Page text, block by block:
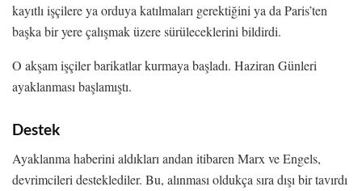
kayıtlı işçilere ya orduya katılmaları gerektiğini ya da Paris’ten
başka bir yere çalışmak üzere sürüleceklerini bildirdi.
O akşam işçiler barikatlar kurmaya başladı. Haziran Günleri
ayaklanması başlamıştı.
Destek
Ayaklanma haberini aldıkları andan itibaren Marx ve Engels,
devrimcileri desteklediler. Bu, alınması oldukça sıra dışı bir tavırdı